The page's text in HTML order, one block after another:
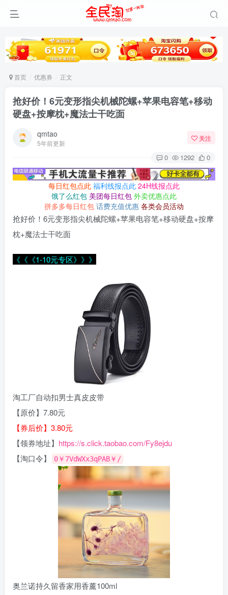
首页 优惠券 正文
抢好价！6元变形指尖机械陀螺+苹果电容笔+移动
硬盘+按摩枕+魔法士干吃面
qmtao
5年前更新
关注
0 1292 0
每日红包点此 福利线报点此 24H线报点此
饿了么红包 美团每日红包 外卖优惠点此
拼多多每日红包 话费充值优惠 各类会员活动
抢好价！6元变形指尖机械陀螺+苹果电容笔+移动硬盘+按摩
枕+魔法士干吃面
《《《1-10元专区》》》
淘工厂自动扣男士真皮皮带
【原价】7.80元
【券后价】3.80元
【领券地址】 https://s.click.taobao.com/Fy8ejdu
【淘口令】
0￥7VdWXx3qPAB￥/
奥兰诺持久留香家用香薰100ml